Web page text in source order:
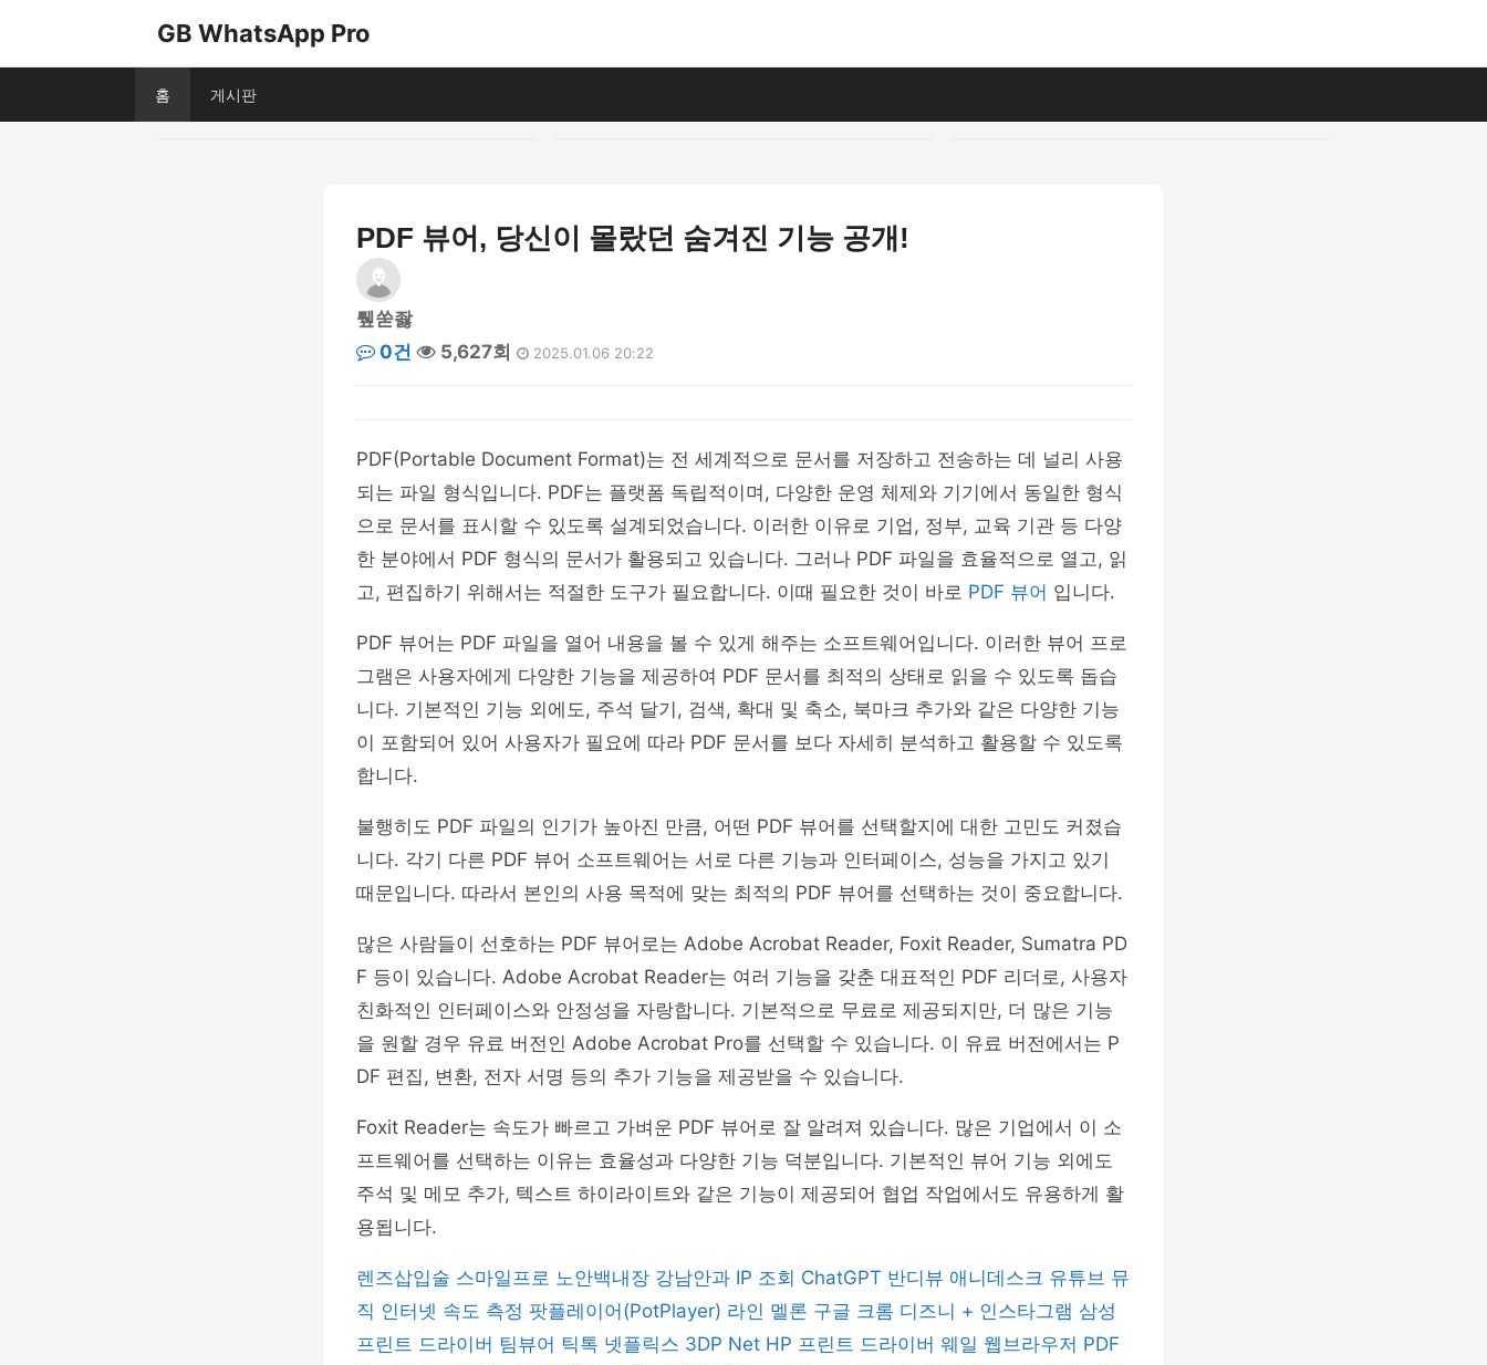
GB WhatsApp Pro
홈 게시판
PDF 뷰어, 당신이 몰랐던 숨겨진 기능 공개!
퉾쑫좛
0건
5,627회 2025.01.06 20:22
PDF(Portable Document Format)는 전 세계적으로 문서를 저장하고 전송하는 데 널리 사용
되는 파일 형식입니다. PDF는 플랫폼 독립적이며, 다양한 운영 체제와 기기에서 동일한 형식
으로 문서를 표시할 수 있도록 설계되었습니다. 이러한 이유로 기업, 정부, 교육 기관 등 다양
한 분야에서 PDF 형식의 문서가 활용되고 있습니다. 그러나 PDF 파일을 효율적으로 열고, 읽
고, 편집하기 위해서는 적절한 도구가 필요합니다. 이때 필요한 것이 바로 PDF 뷰어 입니다.
PDF 뷰어는 PDF 파일을 열어 내용을 볼 수 있게 해주는 소프트웨어입니다. 이러한 뷰어 프로
그램은 사용자에게 다양한 기능을 제공하여 PDF 문서를 최적의 상태로 읽을 수 있도록 돕습
니다. 기본적인 기능 외에도, 주석 달기, 검색, 확대 및 축소, 북마크 추가와 같은 다양한 기능
이 포함되어 있어 사용자가 필요에 따라 PDF 문서를 보다 자세히 분석하고 활용할 수 있도록
합니다.
불행히도 PDF 파일의 인기가 높아진 만큼, 어떤 PDF 뷰어를 선택할지에 대한 고민도 커졌습
니다. 각기 다른 PDF 뷰어 소프트웨어는 서로 다른 기능과 인터페이스, 성능을 가지고 있기
때문입니다. 따라서 본인의 사용 목적에 맞는 최적의 PDF 뷰어를 선택하는 것이 중요합니다.
많은 사람들이 선호하는 PDF 뷰어로는 Adobe Acrobat Reader, Foxit Reader, Sumatra PD
F 등이 있습니다. Adobe Acrobat Reader는 여러 기능을 갖춘 대표적인 PDF 리더로, 사용자
친화적인 인터페이스와 안정성을 자랑합니다. 기본적으로 무료로 제공되지만, 더 많은 기능
을 원할 경우 유료 버전인 Adobe Acrobat Pro를 선택할 수 있습니다. 이 유료 버전에서는 P
DF 편집, 변환, 전자 서명 등의 추가 기능을 제공받을 수 있습니다.
Foxit Reader는 속도가 빠르고 가벼운 PDF 뷰어로 잘 알려져 있습니다. 많은 기업에서 이 소
프트웨어를 선택하는 이유는 효율성과 다양한 기능 덕분입니다. 기본적인 뷰어 기능 외에도
주석 및 메모 추가, 텍스트 하이라이트와 같은 기능이 제공되어 협업 작업에서도 유용하게 활
용됩니다.
렌즈삽입술 스마일프로 노안백내장 강남안과 IP 조회 ChatGPT 반디뷰 애니데스크 유튜브 뮤
직 인터넷 속도 측정 팟플레이어(PotPlayer) 라인 멜론 구글 크롬 디즈니 + 인스타그램 삼성
프린트 드라이버 팀뷰어 틱톡 넷플릭스 3DP Net HP 프린트 드라이버 웨일 웹브라우저 PDF